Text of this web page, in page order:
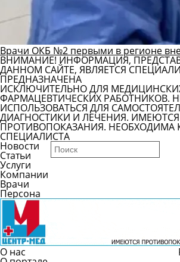
Врачи ОКБ №2 первыми в регионе
ВНИМАНИЕ! ИНФОРМАЦИЯ,
ДАННОМ САЙТЕ, ЯВЛЯЕТСЯ
ПРЕДНАЗНАЧЕНА
ИСКЛЮЧИТЕЛЬНО ДЛЯ
ФАРМАЦЕВТИЧЕСКИХ РАБОТНИКОВ.
ИСПОЛЬЗОВАТЬСЯ ДЛЯ
ДИАГНОСТИКИ И ЛЕЧЕНИЯ. ИМЕЮТСЯ
ПРОТИВОПОКАЗАНИЯ. НЕОБХОДИМА
СПЕЦИАЛИСТА
Новости
Статьи
Услуги
Компании
Врачи
Персона
О нас